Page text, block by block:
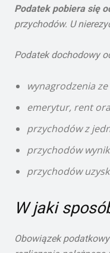
Podatek pobiera się
przychodów. U
Podatek dochodowy
wynagrodzenia
emerytur, rent
przychodów z
przychodów
przychodów
W jaki
Obowiązek